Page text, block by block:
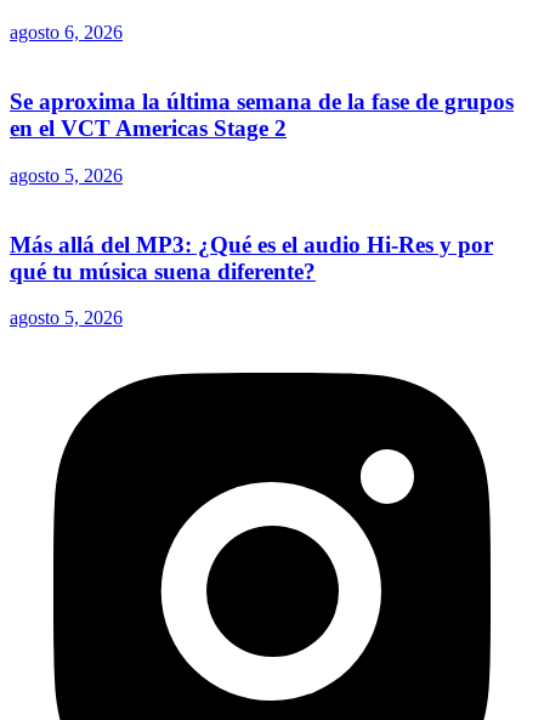
agosto 6, 2026
Se aproxima la última semana de la fase de grupos
en el VCT Americas Stage 2
agosto 5, 2026
Más allá del MP3: ¿Qué es el audio Hi-Res y por
qué tu música suena diferente?
agosto 5, 2026